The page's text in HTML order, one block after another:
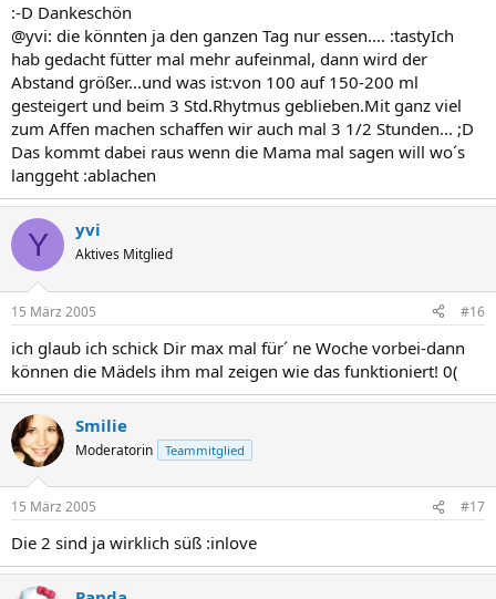
:-D Dankeschön
@yvi: die könnten ja den ganzen Tag nur essen.... :tastyIch
hab gedacht fütter mal mehr aufeinmal, dann wird der
Abstand größer...und was ist:von 100 auf 150-200 ml
gesteigert und beim 3 Std.Rhytmus geblieben.Mit ganz viel
zum Affen machen schaffen wir auch mal 3 1/2 Stunden... ;D
Das kommt dabei raus wenn die Mama mal sagen will wo´s
langgeht :ablachen
Y yvi
Aktives Mitglied
15 März 2005 #16
ich glaub ich schick Dir max mal für´ ne Woche vorbei-dann
können die Mädels ihm mal zeigen wie das funktioniert! 0(
Smilie
Moderatorin Teammitglied
15 März 2005 #17
Die 2 sind ja wirklich süß :inlove